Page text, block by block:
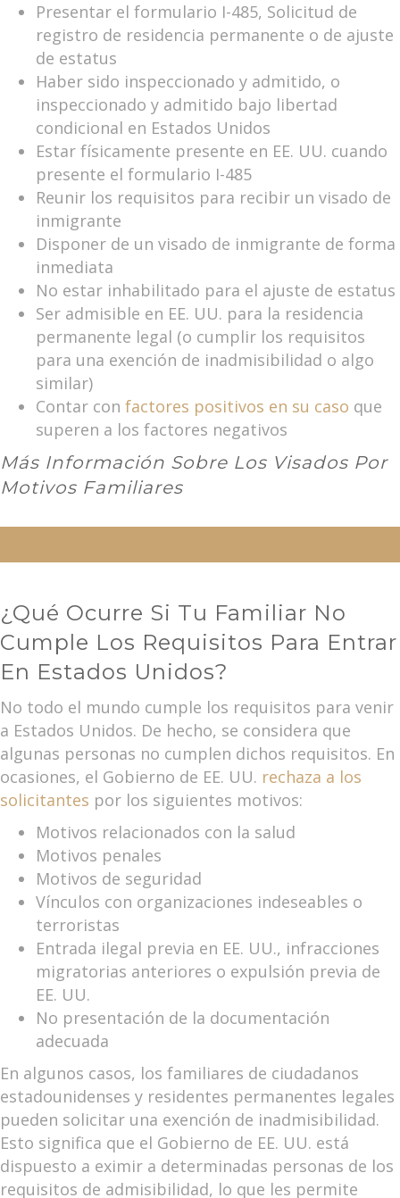
Presentar el formulario I-485, Solicitud de
registro de residencia permanente o de ajuste
de estatus
Haber sido inspeccionado y admitido, o
inspeccionado y admitido bajo libertad
condicional en Estados Unidos
Estar físicamente presente en EE. UU. cuando
presente el formulario I-485
Reunir los requisitos para recibir un visado de
inmigrante
Disponer de un visado de inmigrante de forma
inmediata
No estar inhabilitado para el ajuste de estatus
Ser admisible en EE. UU. para la residencia
permanente legal (o cumplir los requisitos
para una exención de inadmisibilidad o algo
similar)
Contar con factores positivos en su caso que
superen a los factores negativos
Más Información Sobre Los Visados Por
Motivos Familiares
¿Qué Ocurre Si Tu Familiar No
Cumple Los Requisitos Para Entrar
En Estados Unidos?
No todo el mundo cumple los requisitos para venir
a Estados Unidos. De hecho, se considera que
algunas personas no cumplen dichos requisitos. En
ocasiones, el Gobierno de EE. UU. rechaza a los
solicitantes por los siguientes motivos:
Motivos relacionados con la salud
Motivos penales
Motivos de seguridad
Vínculos con organizaciones indeseables o
terroristas
Entrada ilegal previa en EE. UU., infracciones
migratorias anteriores o expulsión previa de
EE. UU.
No presentación de la documentación
adecuada
En algunos casos, los familiares de ciudadanos
estadounidenses y residentes permanentes legales
pueden solicitar una exención de inadmisibilidad.
Esto significa que el Gobierno de EE. UU. está
dispuesto a eximir a determinadas personas de los
requisitos de admisibilidad, lo que les permite